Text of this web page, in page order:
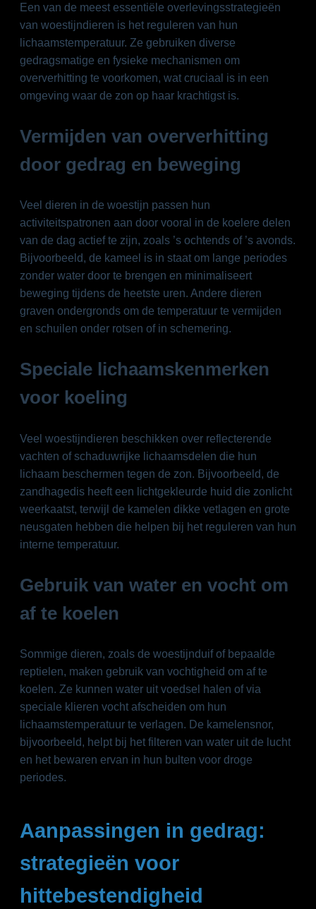
Een van de meest essentiële overlevingsstrategieën
van woestijndieren is het reguleren van hun
lichaamstemperatuur. Ze gebruiken diverse
gedragsmatige en fysieke mechanismen om
oververhitting te voorkomen, wat cruciaal is in een
omgeving waar de zon op haar krachtigst is.
Vermijden van oververhitting
door gedrag en beweging
Veel dieren in de woestijn passen hun
activiteitspatronen aan door vooral in de koelere delen
van de dag actief te zijn, zoals ’s ochtends of ’s avonds.
Bijvoorbeeld, de kameel is in staat om lange periodes
zonder water door te brengen en minimaliseert
beweging tijdens de heetste uren. Andere dieren
graven ondergronds om de temperatuur te vermijden
en schuilen onder rotsen of in schemering.
Speciale lichaamskenmerken
voor koeling
Veel woestijndieren beschikken over reflecterende
vachten of schaduwrijke lichaamsdelen die hun
lichaam beschermen tegen de zon. Bijvoorbeeld, de
zandhagedis heeft een lichtgekleurde huid die zonlicht
weerkaatst, terwijl de kamelen dikke vetlagen en grote
neusgaten hebben die helpen bij het reguleren van hun
interne temperatuur.
Gebruik van water en vocht om
af te koelen
Sommige dieren, zoals de woestijnduif of bepaalde
reptielen, maken gebruik van vochtigheid om af te
koelen. Ze kunnen water uit voedsel halen of via
speciale klieren vocht afscheiden om hun
lichaamstemperatuur te verlagen. De kamelensnor,
bijvoorbeeld, helpt bij het filteren van water uit de lucht
en het bewaren ervan in hun bulten voor droge
periodes.
Aanpassingen in gedrag:
strategieën voor
hittebestendigheid